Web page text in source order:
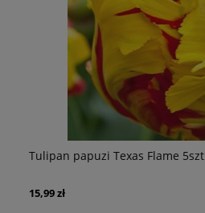
Tulipan papuzi Texas Flame 5szt
15,99 zł